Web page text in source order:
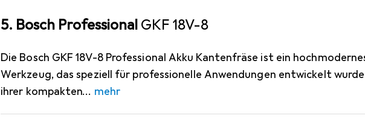
5. Bosch Professional GKF 18V-8
Die Bosch GKF 18V-8 Professional Akku Kantenfräse ist ein
Werkzeug, das speziell für professionelle Anwendungen entwickelt
ihrer kompakten
mehr